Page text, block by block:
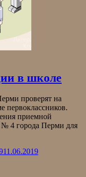
в школе
проверят на
первоклассников.
приемной
№ 4 города Перми для
11.06.2019